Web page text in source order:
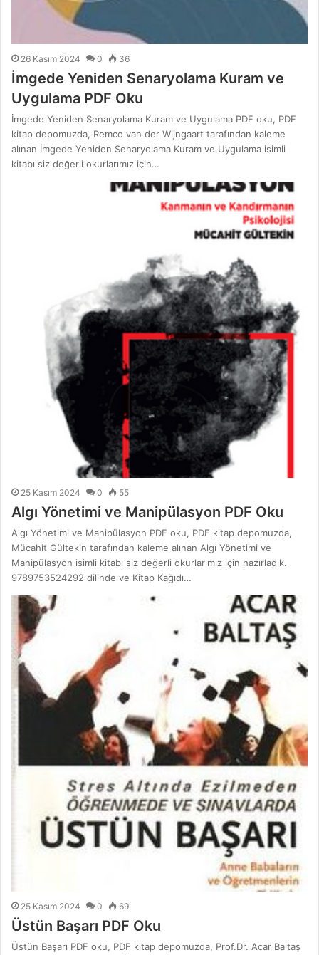
26 Kasım 2024 0 36
İmgede Yeniden Senaryolama Kuram ve
Uygulama PDF Oku
İmgede Yeniden Senaryolama Kuram ve Uygulama PDF oku, PDF
kitap depomuzda, Remco van der Wijngaart tarafından kaleme
alınan İmgede Yeniden Senaryolama Kuram ve Uygulama isimli
kitabı siz değerli okurlarımız için…
25 Kasım 2024 0 55
Algı Yönetimi ve Manipülasyon PDF Oku
Algı Yönetimi ve Manipülasyon PDF oku, PDF kitap depomuzda,
Mücahit Gültekin tarafından kaleme alınan Algı Yönetimi ve
Manipülasyon isimli kitabı siz değerli okurlarımız için hazırladık.
9789753524292 dilinde ve Kitap Kağıdı…
25 Kasım 2024 0 69
Üstün Başarı PDF Oku
Üstün Başarı PDF oku, PDF kitap depomuzda, Prof.Dr. Acar Baltaş